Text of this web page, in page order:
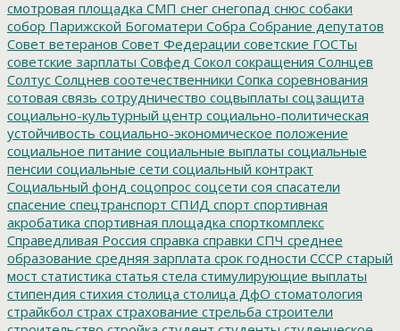
смотровая площадка СМП снег снегопад снюс собаки
собор Парижской Богоматери Собра Собрание депутатов
Совет ветеранов Совет Федерации советские ГОСТы
советские зарплаты Совфед Сокол сокращения Солнцев
Солтус Солцнев соотечественники Сопка соревнования
сотовая связь сотрудничество соцвыплаты соцзащита
социально-культурный центр социально-политическая
устойчивость социально-экономическое положение
социальное питание социальные выплаты социальные
пенсии социальные сети социальный контракт
Социальный фонд соцопрос соцсети соя спасатели
спасение спецтранспорт СПИД спорт спортивная
акробатика спортивная площадка спорткомплекс
Справедливая Россия справка справки СПЧ среднее
образование средняя зарплата срок годности СССР старый
мост статистика статья стела стимулирующие выплаты
стипендия стихия столица столица ДфО стоматология
страйкбол страх страхование стрельба строители